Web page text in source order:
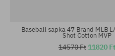
Baseball sapka 47 Brand MLB
Shot Cotton MVP
14570 Ft 11820 Ft